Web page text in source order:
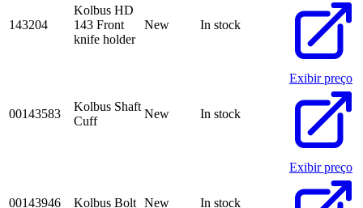
143204
Kolbus HD
143 Front
knife holder
New In stock
00143583
Kolbus Shaft
Cuff
New In stock
Exibir preço
00143946 Kolbus Bolt New In stock
Exibir preço